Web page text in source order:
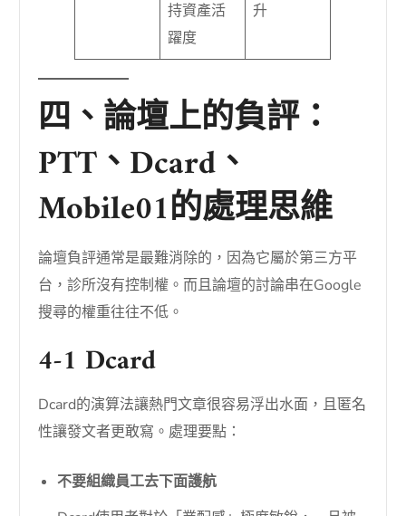
持資產活
躍度
升
四、論壇上的負評：
PTT、Dcard、
Mobile01的處理思維
論壇負評通常是最難消除的，因為它屬於第三方平
台，診所沒有控制權。而且論壇的討論串在Google
搜尋的權重往往不低。
4-1 Dcard
Dcard的演算法讓熱門文章很容易浮出水面，且匿名
性讓發文者更敢寫。處理要點：
不要組織員工去下面護航